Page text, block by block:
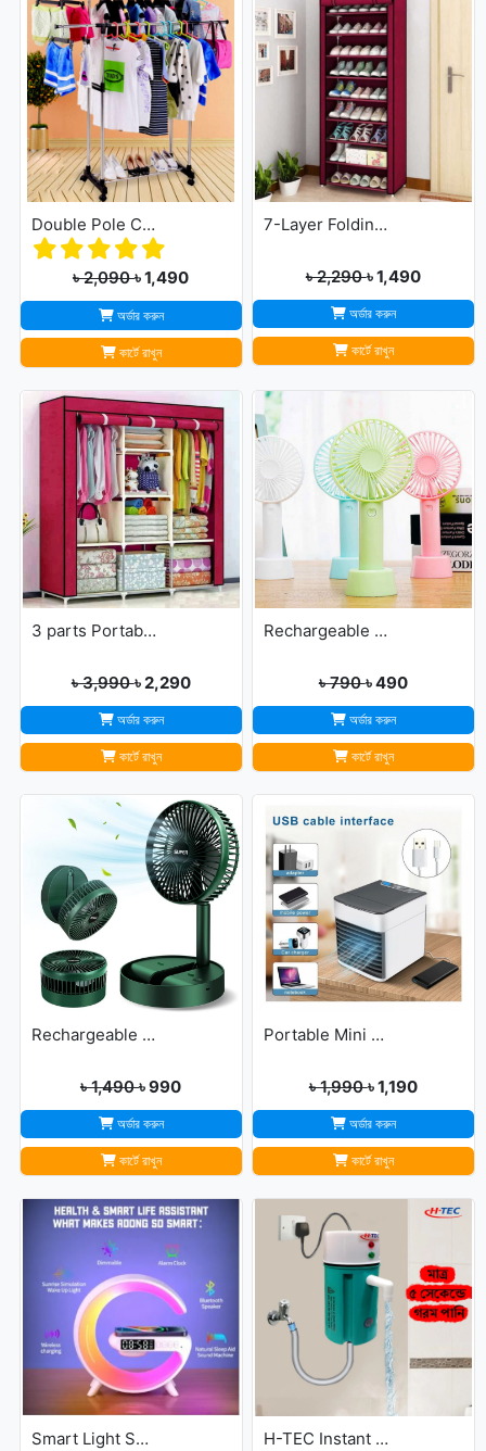
Double Pole Cloth Rack - Stainless Steel
৳ 2,090৳ 1,490
অর্ডার করুন
কার্টে রাখুন
7-Layer Folding Cloth Shoe Rack
৳ 2,290৳ 1,490
অর্ডার করুন
কার্টে রাখুন
3 parts Portable Wardrobe cloth storage
৳ 3,990৳ 2,290
অর্ডার করুন
কার্টে রাখুন
Rechargeable Ultra Lightweight Handheld 3-Speed Mini USB Fan
৳ 790৳ 490
অর্ডার করুন
কার্টে রাখুন
Rechargeable portable Telescopic Table Fan
৳ 1,490৳ 990
অর্ডার করুন
কার্টে রাখুন
Portable Mini USB Air Cooler with 7 Colors LED lights for Office/Home
৳ 1,990৳ 1,190
অর্ডার করুন
কার্টে রাখুন
Smart Light Sound Machine G Shape H-TEC Instant Portable Geyser